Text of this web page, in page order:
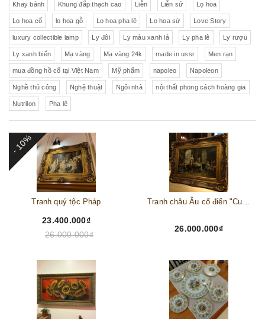
Khay bánh Khung đắp thạch cao Liễn Liễn sứ Lọ hoa
Lọ hoa cổ lọ hoa gỗ Lọ hoa pha lê Lọ hoa sứ Love Story
luxury collectible lamp Ly đôi Ly màu xanh lá Ly pha lê Ly rượu
Ly xanh biển Mạ vàng Mạ vàng 24k made in ussr Men rạn
mua đồng hồ cổ tại Việt Nam Mỹ phẩm napoleo Napoleon
Nghề thủ công Nghệ thuật Ngôi nhà nội thất phong cách hoàng gia
Nutrilon Pha lê
- 10%
Tranh quý tộc Pháp
23.400.000₫
26.000.000₫
Tranh châu Âu cổ điển "Cuộc sống lao động"
26.000.000₫